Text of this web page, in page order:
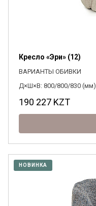
Кресло «Эри» (12)
ВАРИАНТЫ ОБИВКИ
Д×Ш×В: 800/800/830 (мм)
190 227 KZT
НОВИНКА